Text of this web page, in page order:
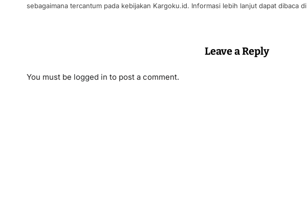
sebagaimana tercantum pada kebijakan Kargoku.id. Informasi lebih lanjut dapat dibaca di
Leave a Reply
You must be logged in to post a comment.